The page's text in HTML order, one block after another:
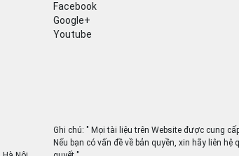
Facebook
Google+
Youtube
Ghi chú: " Mọi tài liệu trên Website được cung
Nếu bạn có vấn đề về bản quyền, xin hãy liên